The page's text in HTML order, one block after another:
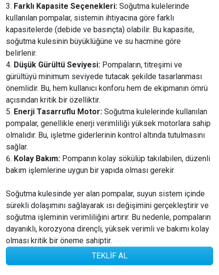
Farklı Kapasite Seçenekleri: Soğutma kulelerinde
kullanılan pompalar, sistemin ihtiyacına göre farklı
kapasitelerde (debide ve basınçta) olabilir. Bu kapasite,
soğutma kulesinin büyüklüğüne ve su hacmine göre
belirlenir.
Düşük Gürültü Seviyesi: Pompaların, titreşimi ve
gürültüyü minimum seviyede tutacak şekilde tasarlanması
önemlidir. Bu, hem kullanıcı konforu hem de ekipmanın ömrü
açısından kritik bir özelliktir.
Enerji Tasarruflu Motor: Soğutma kulelerinde kullanılan
pompalar, genellikle enerji verimliliği yüksek motorlara sahip
olmalıdır. Bu, işletme giderlerinin kontrol altında tutulmasını
sağlar.
Kolay Bakım: Pompanın kolay sökülüp takılabilen, düzenli
bakım işlemlerine uygun bir yapıda olması gerekir.
Soğutma kulesinde yer alan pompalar, suyun sistem içinde
sürekli dolaşımını sağlayarak ısı değişimini gerçekleştirir ve
soğutma işleminin verimliliğini artırır. Bu nedenle, pompaların
dayanıklı, korozyona dirençli, yüksek verimli ve bakımı kolay
olması kritik bir öneme sahiptir.
TEKLİF AL